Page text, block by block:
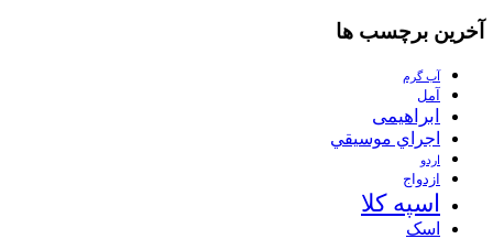
آخرین برچسب ها
آب گرم
آمل
ابراهیمی
اجراي موسيقي
اردو
ازدواج
اسپه کلا
اسک